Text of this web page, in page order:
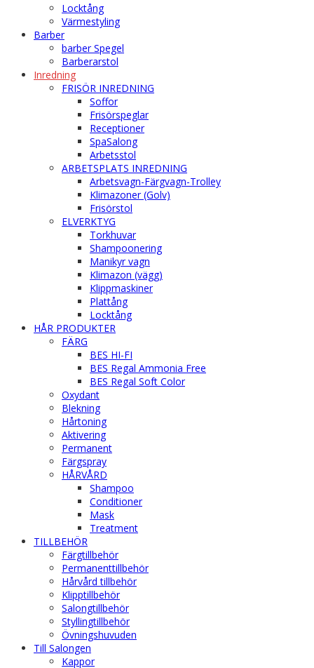
Locktång
Värmestyling
Barber
barber Spegel
Barberarstol
Inredning
FRISÖR INREDNING
Soffor
Frisörspeglar
Receptioner
SpaSalong
Arbetsstol
ARBETSPLATS INREDNING
Arbetsvagn-Färgvagn-Trolley
Klimazoner (Golv)
Frisörstol
ELVERKTYG
Torkhuvar
Shampoonering
Manikyr vagn
Klimazon (vägg)
Klippmaskiner
Plattång
Locktång
HÅR PRODUKTER
FÄRG
BES HI-FI
BES Regal Ammonia Free
BES Regal Soft Color
Oxydant
Blekning
Hårtoning
Aktivering
Permanent
Färgspray
HÅRVÅRD
Shampoo
Conditioner
Mask
Treatment
TILLBEHÖR
Färgtillbehör
Permanenttillbehör
Hårvård tillbehör
Klipptillbehör
Salongtillbehör
Styllingtillbehör
Övningshuvuden
Till Salongen
Kappor